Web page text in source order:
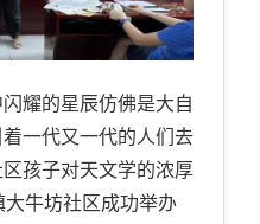
耀的星辰仿佛是大自
一代又一代的人们去
孩子对天文学的浓厚
大牛坊社区成功举办